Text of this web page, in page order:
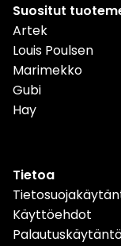
Suositut
Artek
Louis Poulsen
Marimekko
Gubi
Hay
Tietoa
Käyttöehdot